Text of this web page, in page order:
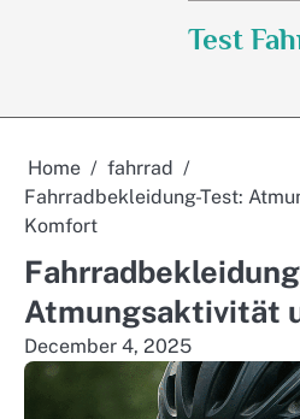
Test
Home
fahrrad
Fahrradbekleidung-Test:
Komfort
Atmungsaktivität
December 4, 2025